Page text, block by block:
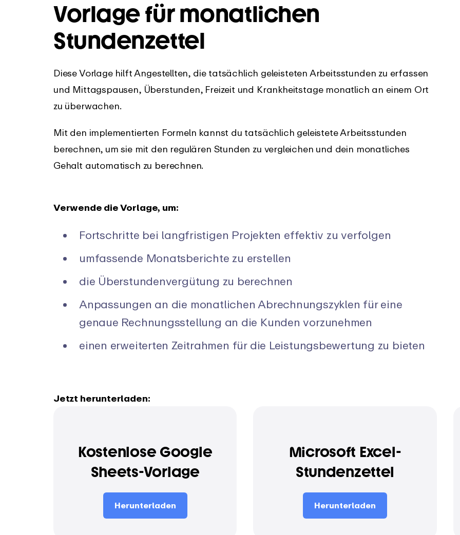
Vorlage für monatlichen
Stundenzettel
Diese Vorlage hilft Angestellten, die tatsächlich geleisteten Arbeitsstunden zu erfassen
und Mittagspausen, Überstunden, Freizeit und Krankheitstage monatlich an einem Ort
zu überwachen.
Mit den implementierten Formeln kannst du tatsächlich geleistete Arbeitsstunden
berechnen, um sie mit den regulären Stunden zu vergleichen und dein monatliches
Gehalt automatisch zu berechnen.
Verwende die Vorlage, um:
Fortschritte bei langfristigen Projekten effektiv zu verfolgen
umfassende Monatsberichte zu erstellen
die Überstundenvergütung zu berechnen
Anpassungen an die monatlichen Abrechnungszyklen für eine
genaue Rechnungsstellung an die Kunden vorzunehmen
einen erweiterten Zeitrahmen für die Leistungsbewertung zu bieten
Jetzt herunterladen:
Kostenlose Google
Sheets-Vorlage
Herunterladen
Microsoft Excel-
Stundenzettel
Herunterladen